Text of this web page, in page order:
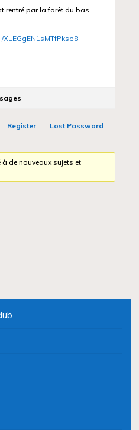
rentré par la forêt du bas
Register
Lost Password
à de nouveaux sujets et